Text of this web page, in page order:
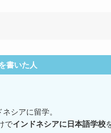
書いた人
シアに留学。
でインドネシアに日本語学校